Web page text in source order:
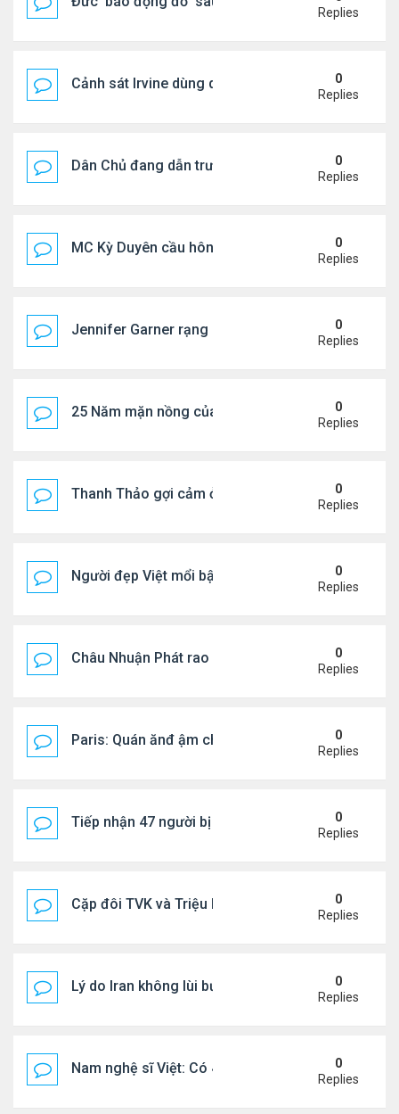
Replies
Cảnh sát Irvine dùng drone bắt kẻ trộm trong
0
Replies
Dân Chủ đang dẫn trước Cộng Hòa trong các
0
Replies
MC Kỳ Duyên cầu hôn lại chồng cũ
0
Replies
Jennifer Garner rạng rỡ bên bạn trai kém 6 tuổi
0
Replies
25 Năm mặn nồng của 'Điệp viên 007'
0
Replies
Thanh Thảo gợi cảm ở tuổi 49
0
Replies
Người đẹp Việt mổi bật giữa dàn sao châu Á
0
Replies
Châu Nhuận Phát rao bán tài sản
0
Replies
Paris: Quán ănđ ậm chất Việt đông kín khách chờ
0
Replies
Tiếp nhận 47 người bị Mỹ trục xuất, Công an
0
Replies
Cặp đôi TVK và Triệu Mẫn được yêu thích nhất
0
Replies
Lý do Iran không lùi bước trước lời đe dọa của
0
Replies
Nam nghệ sĩ Việt: Có 4 nhà ở Pháp, sống gần
0
Replies